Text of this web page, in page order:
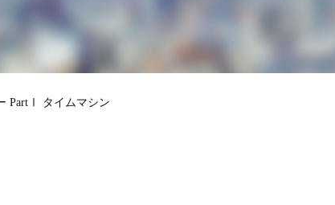
PartⅠ タイムマシン